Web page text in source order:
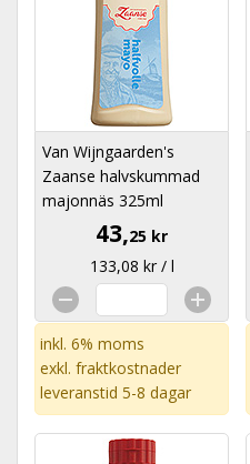
Van Wijngaarden's
Zaanse halvskummad
majonnäs 325ml
43,25 kr
133,08 kr / l
inkl. 6% moms
exkl. fraktkostnader
leveranstid 5-8 dagar